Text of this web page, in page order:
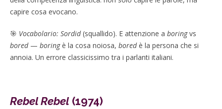
capire cosa evocano.
🎯 Vocabolario: Sordid(squallido). E attenzione a boringvs
bored— boringè la cosa noiosa, boredè la persona che si
annoia. Un errore classicissimo tra i parlanti italiani.
Rebel Rebel (1974)